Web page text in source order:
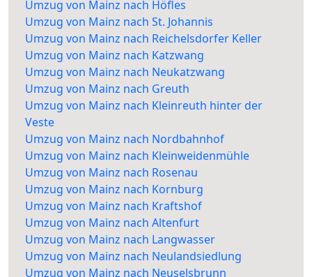
Umzug von Mainz nach Höfles
Umzug von Mainz nach St. Johannis
Umzug von Mainz nach Reichelsdorfer Keller
Umzug von Mainz nach Katzwang
Umzug von Mainz nach Neukatzwang
Umzug von Mainz nach Greuth
Umzug von Mainz nach Kleinreuth hinter der
Veste
Umzug von Mainz nach Nordbahnhof
Umzug von Mainz nach Kleinweidenmühle
Umzug von Mainz nach Rosenau
Umzug von Mainz nach Kornburg
Umzug von Mainz nach Kraftshof
Umzug von Mainz nach Altenfurt
Umzug von Mainz nach Langwasser
Umzug von Mainz nach Neulandsiedlung
Umzug von Mainz nach Neuselsbrunn